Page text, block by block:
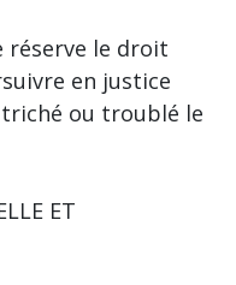
réserve le droit
en justice
ou troublé le
ET